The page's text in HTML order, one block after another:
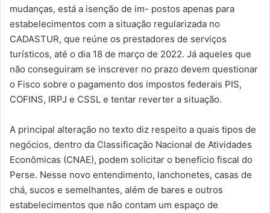
mudanças, está a isenção de im- postos apenas para
estabelecimentos com a situação regularizada no
CADASTUR, que reúne os prestadores de serviços
turísticos, até o dia 18 de março de 2022. Já aqueles que
não conseguiram se inscrever no prazo devem questionar
o Fisco sobre o pagamento dos impostos federais PIS,
COFINS, IRPJ e CSSL e tentar reverter a situação.
A principal alteração no texto diz respeito a quais tipos de
negócios, dentro da Classificação Nacional de Atividades
Econômicas (CNAE), podem solicitar o benefício fiscal do
Perse. Nesse novo entendimento, lanchonetes, casas de
chá, sucos e semelhantes, além de bares e outros
estabelecimentos que não contam um espaço de